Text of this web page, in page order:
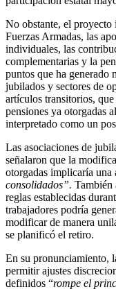
No obstante, el proyecto
Fuerzas Armadas, las
individuales, las
complementarias y la
puntos que ha generado
jubilados y sectores de
artículos transitorios,
pensiones ya otorgadas
interpretado como un
Las asociaciones de
señalaron que la
otorgadas implicaría una
consolidados”. También
reglas establecidas
trabajadores podría
modificar de manera
se planificó el retiro.
En su pronunciamiento,
permitir ajustes
definidos “rompe el